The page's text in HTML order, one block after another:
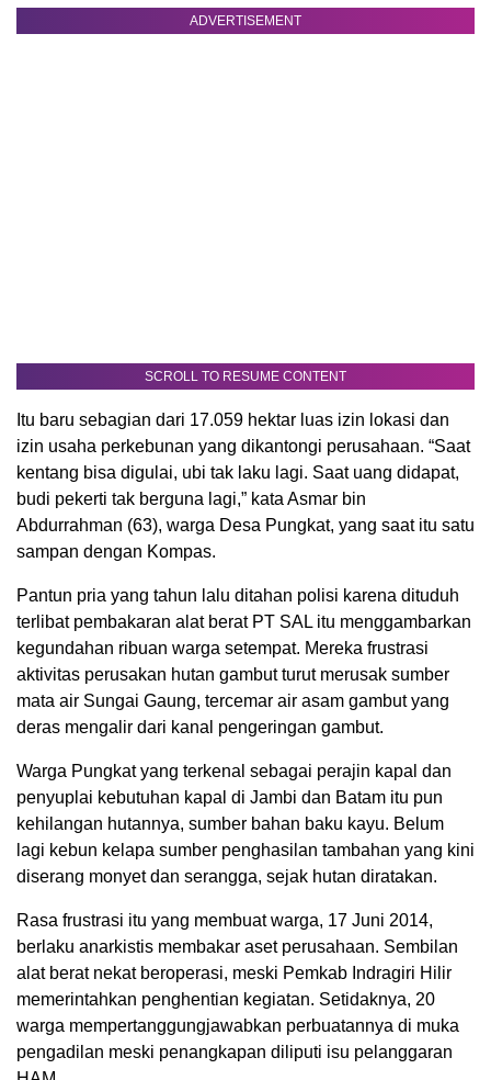
ADVERTISEMENT
SCROLL TO RESUME CONTENT
Itu baru sebagian dari 17.059 hektar luas izin lokasi dan
izin usaha perkebunan yang dikantongi perusahaan. “Saat
kentang bisa digulai, ubi tak laku lagi. Saat uang didapat,
budi pekerti tak berguna lagi,” kata Asmar bin
Abdurrahman (63), warga Desa Pungkat, yang saat itu satu
sampan dengan Kompas.
Pantun pria yang tahun lalu ditahan polisi karena dituduh
terlibat pembakaran alat berat PT SAL itu menggambarkan
kegundahan ribuan warga setempat. Mereka frustrasi
aktivitas perusakan hutan gambut turut merusak sumber
mata air Sungai Gaung, tercemar air asam gambut yang
deras mengalir dari kanal pengeringan gambut.
Warga Pungkat yang terkenal sebagai perajin kapal dan
penyuplai kebutuhan kapal di Jambi dan Batam itu pun
kehilangan hutannya, sumber bahan baku kayu. Belum
lagi kebun kelapa sumber penghasilan tambahan yang kini
diserang monyet dan serangga, sejak hutan diratakan.
Rasa frustrasi itu yang membuat warga, 17 Juni 2014,
berlaku anarkistis membakar aset perusahaan. Sembilan
alat berat nekat beroperasi, meski Pemkab Indragiri Hilir
memerintahkan penghentian kegiatan. Setidaknya, 20
warga mempertanggungjawabkan perbuatannya di muka
pengadilan meski penangkapan diliputi isu pelanggaran